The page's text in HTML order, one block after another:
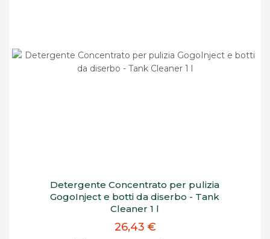
Detergente Concentrato per pulizia
GogoInject e botti da diserbo - Tank
Cleaner 1 l
26,43 €